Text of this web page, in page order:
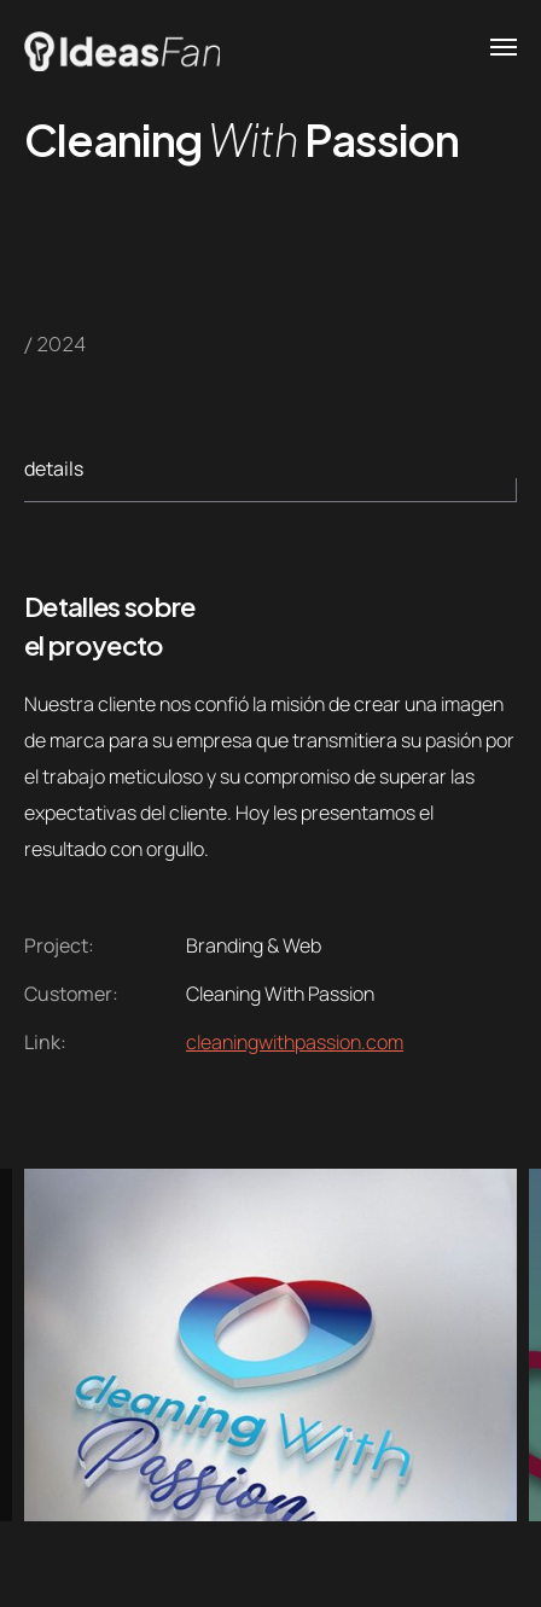
Cleaning With Passion
/ 2024
details
Detalles sobre
el proyecto
Nuestra cliente nos confió la misión de crear una imagen
de marca para su empresa que transmitiera su pasión por
el trabajo meticuloso y su compromiso de superar las
expectativas del cliente. Hoy les presentamos el
resultado con orgullo.
Project:
Branding & Web
Customer:
Cleaning With Passion
Link:
cleaningwithpassion.com